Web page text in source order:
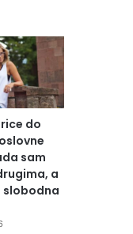
do
sam
a
slobodna